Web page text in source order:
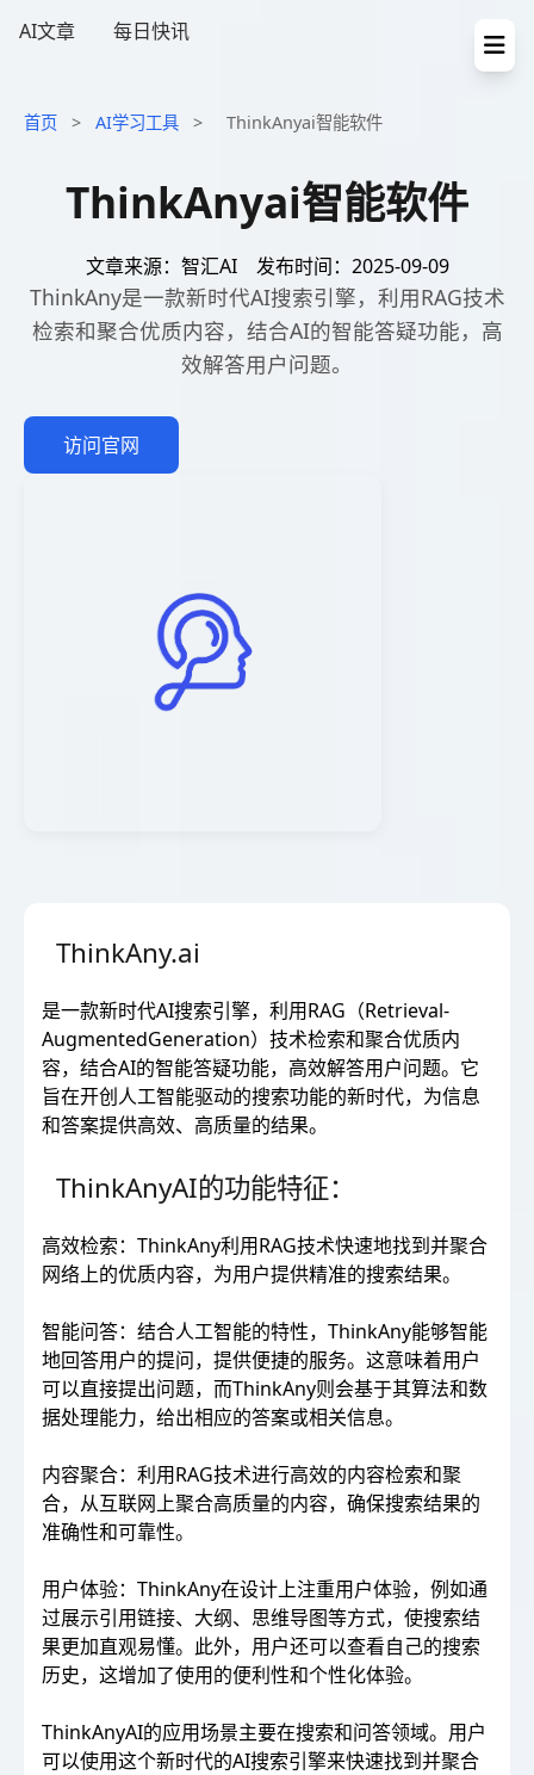
AI文章 每日快讯
首页 > AI学习工具 > ThinkAnyai智能软件
ThinkAnyai智能软件
文章来源：智汇AI 发布时间：2025-09-09
ThinkAny是一款新时代AI搜索引擎，利用RAG技术
检索和聚合优质内容，结合AI的智能答疑功能，高
效解答用户问题。
访问官网
ThinkAny.ai
是一款新时代AI搜索引擎，利用RAG（Retrieval-
AugmentedGeneration）技术检索和聚合优质内
容，结合AI的智能答疑功能，高效解答用户问题。它
旨在开创人工智能驱动的搜索功能的新时代，为信息
和答案提供高效、高质量的结果。
ThinkAnyAI的功能特征：
高效检索：ThinkAny利用RAG技术快速地找到并聚合
网络上的优质内容，为用户提供精准的搜索结果。
智能问答：结合人工智能的特性，ThinkAny能够智能
地回答用户的提问，提供便捷的服务。这意味着用户
可以直接提出问题，而ThinkAny则会基于其算法和数
据处理能力，给出相应的答案或相关信息。
内容聚合：利用RAG技术进行高效的内容检索和聚
合，从互联网上聚合高质量的内容，确保搜索结果的
准确性和可靠性。
用户体验：ThinkAny在设计上注重用户体验，例如通
过展示引用链接、大纲、思维导图等方式，使搜索结
果更加直观易懂。此外，用户还可以查看自己的搜索
历史，这增加了使用的便利性和个性化体验。
ThinkAnyAI的应用场景主要在搜索和问答领域。用户
可以使用这个新时代的AI搜索引擎来快速找到并聚合